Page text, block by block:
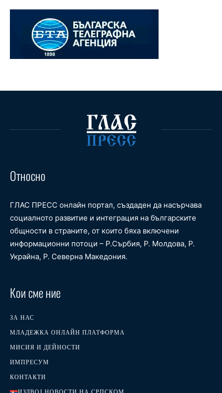
Относно
ГЛАС ПРЕСС онлайн портал, създаден да насърчава
социалното развитие и интеграция на българските
общности в страните, от които бяха включени
информационни потоци – Р.Сърбия, Р. Молдова, Р.
Украйна, Р. Северна Македония.
Кои сме ние
ЗА НАС
МЛАДЕЖКА ОНЛАЙН ПЛАТФОРМА
МИСИЯ И ДЕЙНОСТИ
ИМПРЕСУМ
КОНТАКТИ